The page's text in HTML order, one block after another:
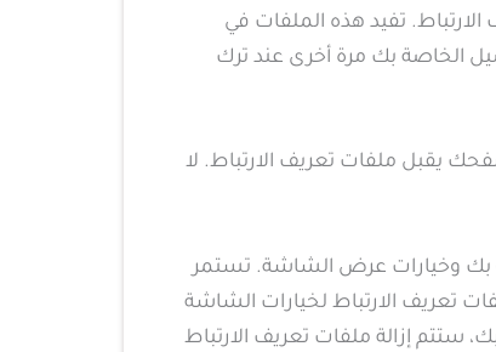
تفيد هذه الملفات في
الخاصة بك مرة أخرى عند ترك
يقبل ملفات تعريف الارتباط. لا
بك وخيارات عرض الشاشة. تستمر
تعريف الارتباط لخيارات الشاشة
إزالة ملفات تعريف الارتباط